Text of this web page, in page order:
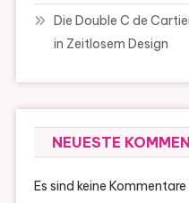
Die Double C de
in Zeitlosem Design
NEUESTE
Es sind keine